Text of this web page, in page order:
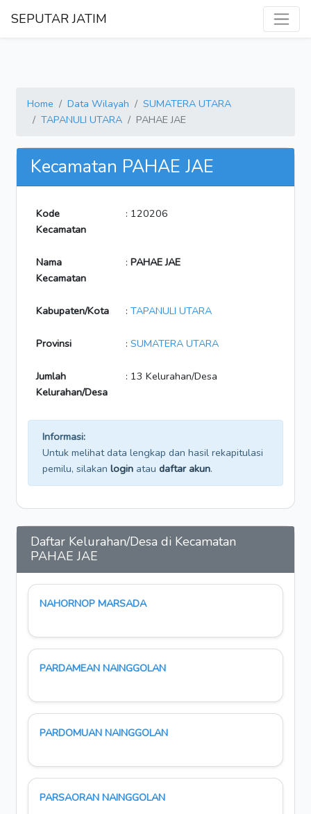
SEPUTAR JATIM
Home Data Wilayah
SUMATERA UTARA
TAPANULI UTARA
PAHAE JAE
Kecamatan PAHAE JAE
Kode
Kecamatan
: 120206
Nama
Kecamatan
: PAHAE JAE
Kabupaten/Kota : TAPANULI UTARA
Provinsi : SUMATERA UTARA
Jumlah
Kelurahan/Desa
: 13 Kelurahan/Desa
Informasi:
Untuk melihat data lengkap dan hasil rekapitulasi
pemilu, silakan login atau daftar akun.
Daftar Kelurahan/Desa di Kecamatan
PAHAE JAE
NAHORNOP MARSADA
PARDAMEAN NAINGGOLAN
PARDOMUAN NAINGGOLAN
PARSAORAN NAINGGOLAN